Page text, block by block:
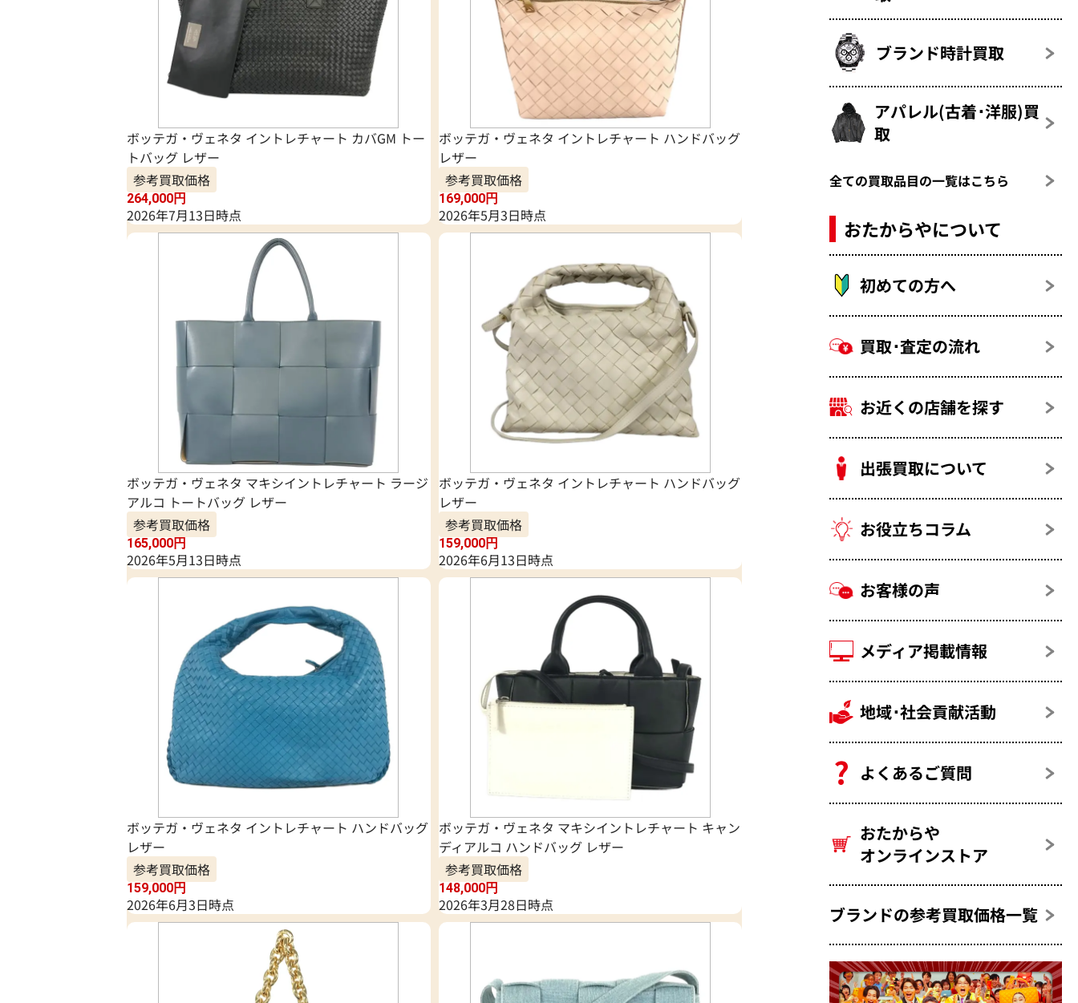
ボッテガ・ヴェネタ イントレチャート カバGM トー
トバッグ レザー
参考買取価格
264,000円
2026年7月13日時点
ボッテガ・ヴェネタ イントレチャート ハンドバッグ
レザー
参考買取価格
169,000円
2026年5月3日時点
ボッテガ・ヴェネタ マキシイントレチャート ラージ
アルコ トートバッグ レザー
参考買取価格
165,000円
2026年5月13日時点
ボッテガ・ヴェネタ イントレチャート ハンドバッグ
レザー
参考買取価格
159,000円
2026年6月13日時点
ボッテガ・ヴェネタ イントレチャート ハンドバッグ
レザー
参考買取価格
159,000円
2026年6月3日時点
ボッテガ・ヴェネタ マキシイントレチャート キャン
ディアルコ ハンドバッグ レザー
参考買取価格
148,000円
2026年3月28日時点
ブランド時計買取
アパレル(古着･洋服)買
取
全ての買取品目の一覧はこちら
おたからやについて
初めての方へ
買取･査定の流れ
お近くの店舗を探す
出張買取について
お役立ちコラム
お客様の声
メディア掲載情報
地域･社会貢献活動
よくあるご質問
おたからや
オンラインストア
ブランドの参考買取価格一覧